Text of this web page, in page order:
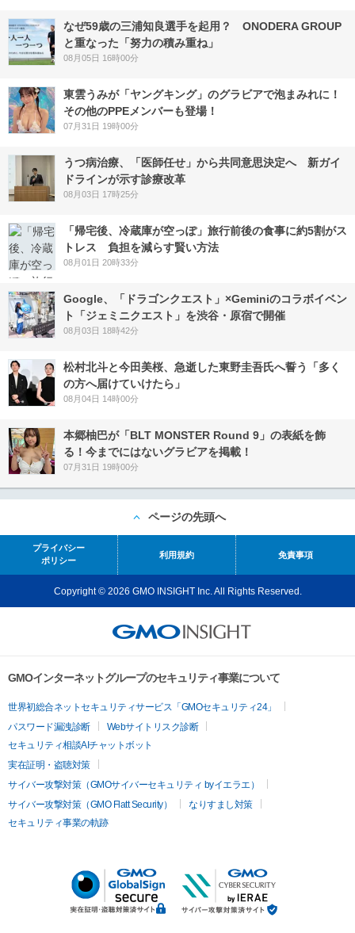
なぜ59歳の三浦知良選手を起用？ ONODERA GROUP
と重なった「努力の積み重ね」
08月05日 16時00分
東雲うみが「ヤングキング」のグラビアで泡まみれに！
その他のPPEメンバーも登場！
07月31日 19時00分
うつ病治療、「医師任せ」から共同意思決定へ 新ガイ
ドラインが示す診療改革
08月03日 17時25分
「帰宅後、冷蔵庫が空っぽ」旅行前後の食事に約5割がス
トレス 負担を減らす賢い方法
08月01日 20時33分
Google、「ドラゴンクエスト」×Geminiのコラボイベン
ト「ジェミニクエスト」を渋谷・原宿で開催
08月03日 18時42分
松村北斗と今田美桜、急逝した東野圭吾氏へ誓う「多く
の方へ届けていけたら」
08月04日 14時00分
本郷柚巴が「BLT MONSTER Round 9」の表紙を飾
る！今までにはないグラビアを掲載！
07月31日 19時00分
ページの先頭へ
プライバシー
ポリシー
利用規約 免責事項
Copyright © 2026 GMO INSIGHT Inc. All Rights Reserved.
GMOインターネットグループのセキュリティ事業について
世界初総合ネットセキュリティサービス「GMOセキュリティ24」
パスワード漏洩診断
Webサイトリスク診断
セキュリティ相談AIチャットボット
実在証明・盗聴対策
サイバー攻撃対策（GMOサイバーセキュリティ byイエラエ）
サイバー攻撃対策（GMO Flatt Security）
なりすまし対策
セキュリティ事業の軌跡